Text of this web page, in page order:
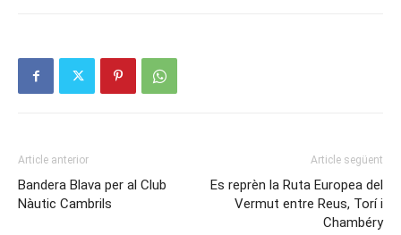
Article anterior
Bandera Blava per al Club
Nàutic Cambrils
Article següent
Es reprèn la Ruta Europea del
Vermut entre Reus, Torí i
Chambéry